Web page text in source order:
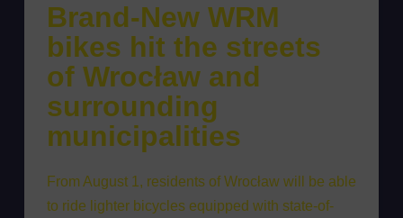
Brand-New WRM
bikes hit the streets
of Wrocław and
surrounding
municipalities
From August 1, residents of Wrocław will be able
to ride lighter bicycles equipped with state-of-